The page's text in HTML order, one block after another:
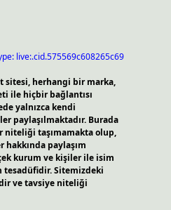
live:.cid.575569c608265c69
sitesi, herhangi bir marka,
ile hiçbir bağlantısı
yalnızca kendi
paylaşılmaktadır. Burada
niteliği taşımamakta olup,
paylaşım
kurum ve kişiler ile isim
Sitemizdeki
ve tavsiye niteliği